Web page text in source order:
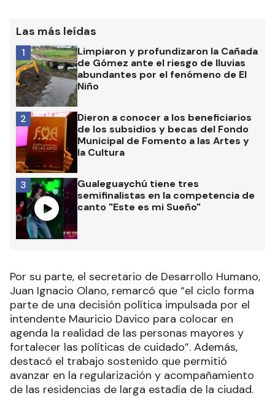
Las más leídas
Limpiaron y profundizaron la Cañada
de Gómez ante el riesgo de lluvias
abundantes por el fenómeno de El
Niño
1
Dieron a conocer a los beneficiarios
de los subsidios y becas del Fondo
Municipal de Fomento a las Artes y
la Cultura
2
Gualeguaychú tiene tres
semifinalistas en la competencia de
canto "Este es mi Sueño"
3
Por su parte, el secretario de Desarrollo Humano,
Juan Ignacio Olano, remarcó que “el ciclo forma
parte de una decisión política impulsada por el
intendente Mauricio Davico para colocar en
agenda la realidad de las personas mayores y
fortalecer las políticas de cuidado”. Además,
destacó el trabajo sostenido que permitió
avanzar en la regularización y acompañamiento
de las residencias de larga estadía de la ciudad.